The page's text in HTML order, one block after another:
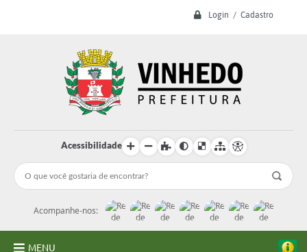
Login / Cadastro
Acessibilidade
Acompanhe-nos:
MENU